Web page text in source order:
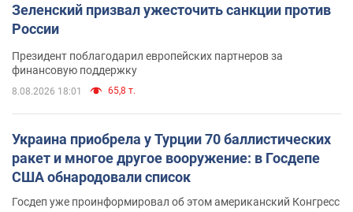
Зеленский призвал ужесточить санкции против
России
Президент поблагодарил европейских партнеров за
финансовую поддержку
8.08.2026 18:01 65,8 т.
Украина приобрела у Турции 70 баллистических
ракет и многое другое вооружение: в Госдепе
США обнародовали список
Госдеп уже проинформировал об этом американский Конгресс